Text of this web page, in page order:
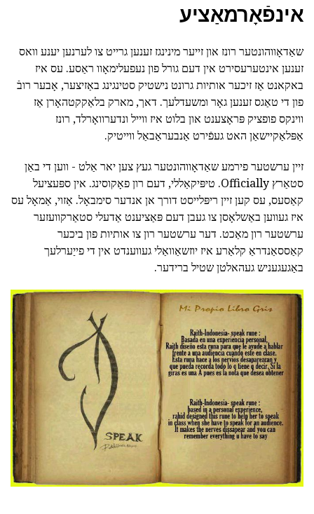
אינפֿאָרמאַציע
שאַדאָווהונטער רונז און זייער מינינגז זענען גרייט צו לערנען יענע וואס
זענען אינטערעסירט אין דעם גורל פון נעפעלימאָוו ראַסע. עס איז
באקאנט אַז זיכער אותיות גרונט נישטיק סטינגינג באַזיצער, אָבער רובֿ
פון די טאַגס זענען גאָר ומשעדלעך. דאך, מארק בלאַקקטהאָרן אַז
ווינקס פופציק פּראָצענט און בלוט איז ווייל ונדערוואָרלד, רונז
אַפּלאַקיישאַן האט געפֿירט אַנבעראַבאַל ווייטיק.
זיין ערשטער פירמע שאַדאָווהונטער געץ צען יאר אַלט - ווען די באַן
סטאַרץ Officially. טיפּיקאַללי, דעם רון פאָקוסינג. אין ספּעציעל
קאַסעס, עס קען זיין ריפּלייסט דורך אן אנדער סימבאָל. אַזוי, אַמאָל עס
איז געווען באַשלאָסן צו געבן דעם פּאַציענט אַדעלי סטאַרקוועזער
ערשטער רון מאַכט. דער ערשטער רון צו אותיות פון ביכער
קאַססאַנדראַ קלאַרע איז יוזשאַוואַלי געווענדט אין די פייַערלעך
באַגעגעניש געהאלטן שטיל ברידער.